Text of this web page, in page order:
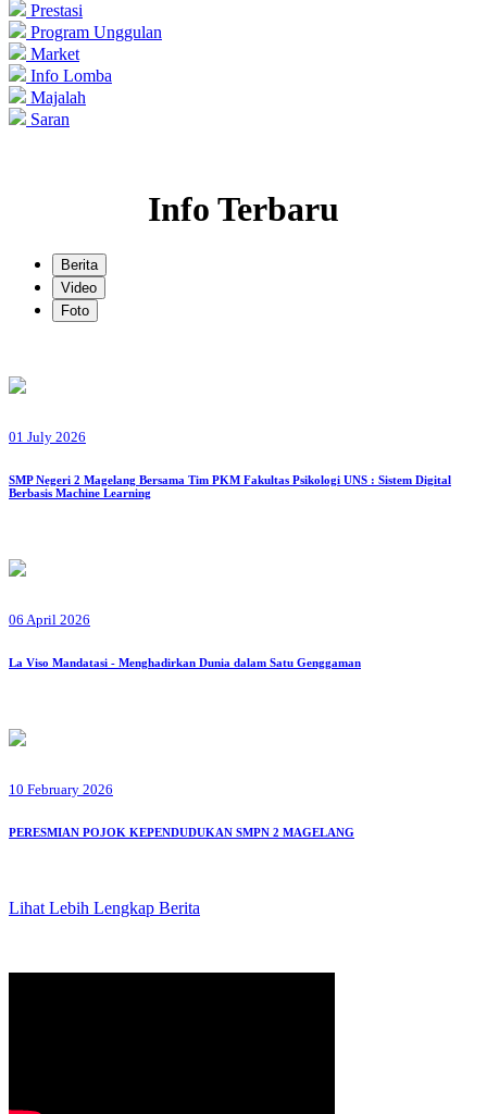
Prestasi
Program Unggulan
Market
Info Lomba
Majalah
Saran
Info Terbaru
Berita
Video
Foto
01 July 2026
SMP Negeri 2 Magelang Bersama Tim PKM Fakultas Psikologi UNS : Sistem Digital
Berbasis Machine Learning
06 April 2026
La Viso Mandatasi - Menghadirkan Dunia dalam Satu Genggaman
10 February 2026
PERESMIAN POJOK KEPENDUDUKAN SMPN 2 MAGELANG
Lihat Lebih Lengkap Berita